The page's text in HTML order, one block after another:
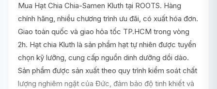
Mua Hạt Chia Chia-Samen Kluth tại ROOTS. Hàng
chính hãng, nhiều chương trình ưu đãi, có xuất hóa đơn.
Giao toàn quốc và giao hỏa tốc TP.HCM trong vòng
2h. Hạt chia Kluth là sản phẩm hạt tự nhiên được tuyển
chọn kỹ lưỡng, cung cấp nguồn dinh dưỡng dồi dào.
Sản phẩm được sản xuất theo quy trình kiểm soát chất
lượng nghiêm ngặt của Đức, đảm bảo độ tinh khiết và